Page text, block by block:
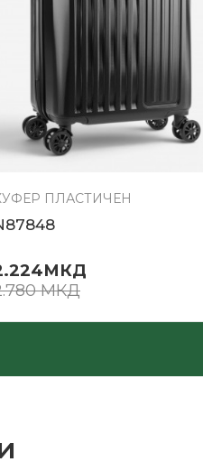
ПЛАСТИЧЕН
МКД
МКД